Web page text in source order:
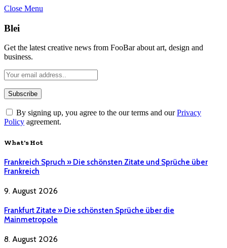
Close Menu
Blei
Get the latest creative news from FooBar about art, design and
business.
By signing up, you agree to the our terms and ourPrivacy
Policy agreement.
What's Hot
Frankreich Spruch » Die schönsten Zitate und Sprüche über
Frankreich
9. August 2026
Frankfurt Zitate » Die schönsten Sprüche über die
Mainmetropole
8. August 2026